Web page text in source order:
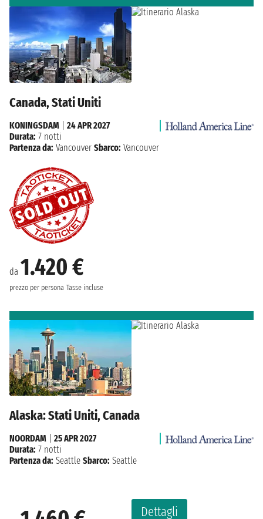
Canada, Stati Uniti
da 1.420 €
prezzo per persona Tasse incluse
KONINGSDAM
24 APR 2027
Durata: 7 notti
Partenza da: Vancouver Sbarco: Vancouver
Alaska: Stati Uniti, Canada
Dettagli
NOORDAM
25 APR 2027
Durata: 7 notti
Partenza da: Seattle Sbarco: Seattle